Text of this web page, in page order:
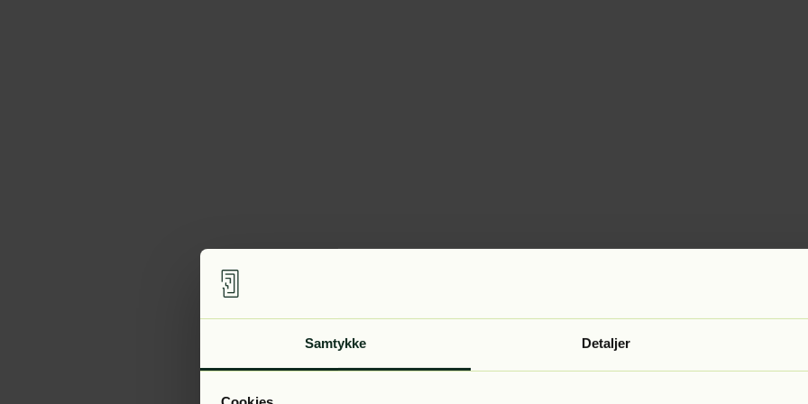
Samtykke Detaljer